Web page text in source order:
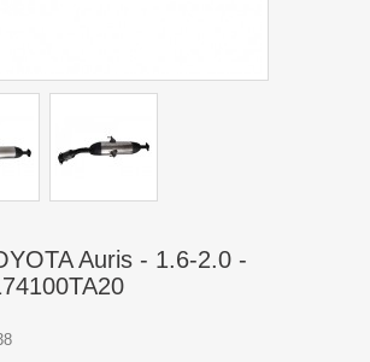
Auris - 1.6-2.0 -